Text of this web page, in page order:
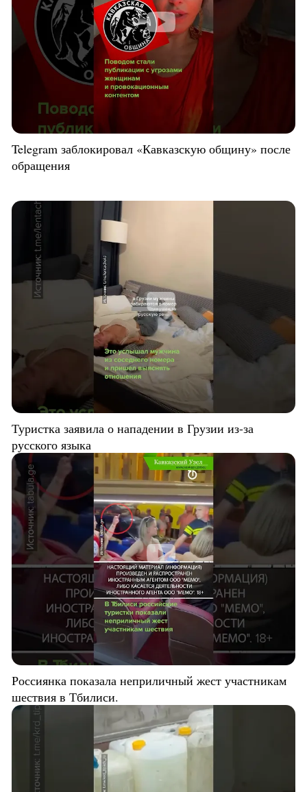
Telegram заблокировал «Кавказскую общину» после
обращения
Туристка заявила о нападении в Грузии из-за
русского языка
Россиянка показала неприличный жест участникам
шествия в Тбилиси.